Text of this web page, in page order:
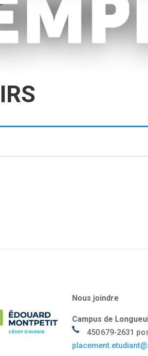
Nous joindre
Campus de
450 679-2631